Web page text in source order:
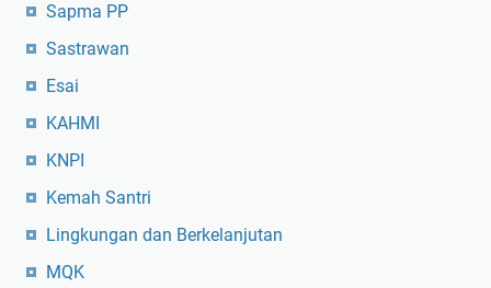
Sapma PP
Sastrawan
Esai
KAHMI
KNPI
Kemah Santri
Lingkungan dan Berkelanjutan
MQK